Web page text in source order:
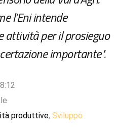
l'Eni intende
attività per il prosieguo
importante".
produttive, Sviluppo